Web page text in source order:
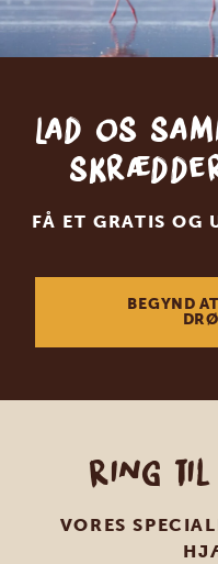
Lad os
FÅ ET GRATIS OG
BEGYND
Ring
VORES